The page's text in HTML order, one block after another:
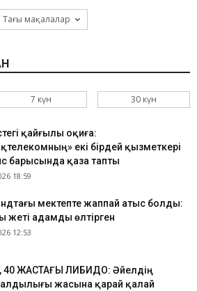
Тағы мақалалар
7 күн 30 күн
қайғылы оқиға:
екі бірдей қызметкері
барысында қаза тапты
18:59
мектепте жаппай атыс болды:
жеті адамды өлтірген
12:53
40 ЖАСТАҒЫ ЛИБИДО: Әйелдің
жасына қарай қалай